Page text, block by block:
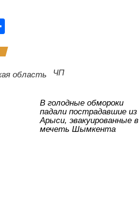
р
аобласть ЧП
В голодные обмороки
падали пострадавшие из
Арыси, эвакуированные в
мечеть Шымкента